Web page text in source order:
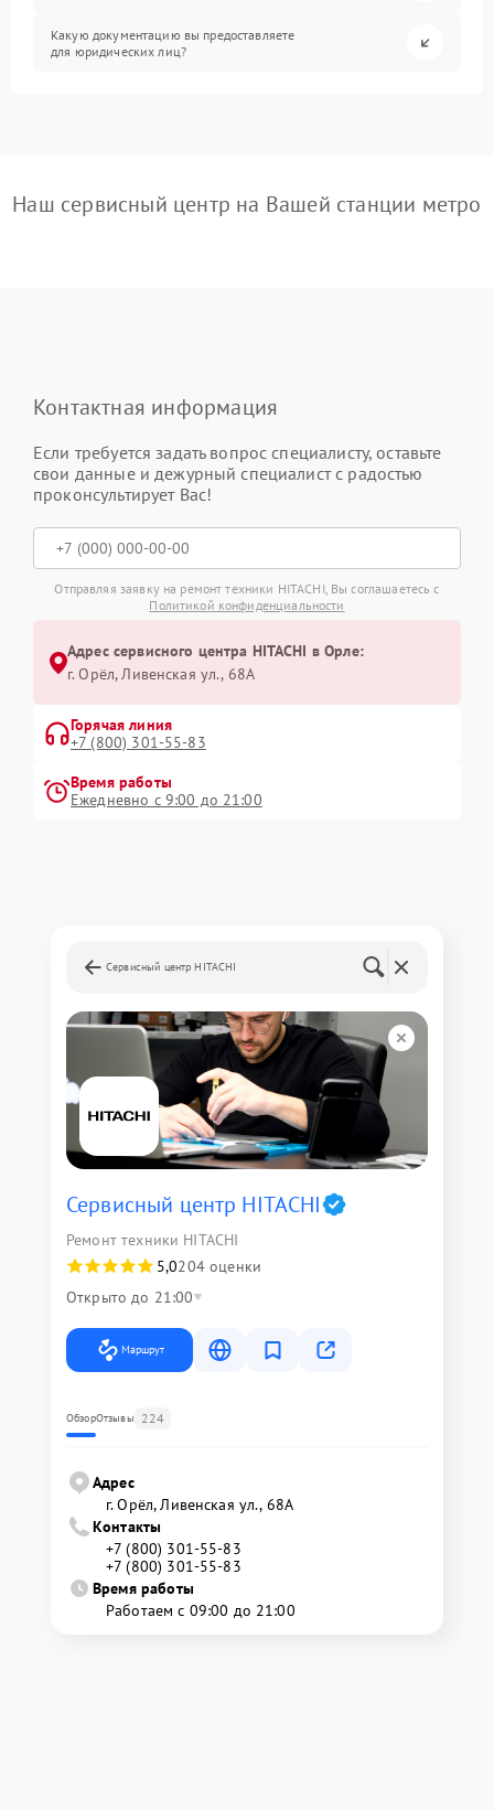
Какую документацию вы предоставляете
для юридических лиц?
Наш сервисный центр на Вашей станции метро
Контактная информация
Если требуется задать вопрос специалисту, оставьте
свои данные и дежурный специалист с радостью
проконсультирует Вас!
Отправляя заявку на ремонт техники HITACHI, Вы соглашаетесь с
Политикой конфиденциальности
Адрес сервисного центра HITACHI в Орле:
г. Орёл, Ливенская ул., 68А
Горячая линия
+7 (800) 301-55-83
Время работы
Ежедневно с 9:00 до 21:00
Сервисный центр HITACHI
Сервисный центр HITACHI
Ремонт техники HITACHI
5,0204 оценки
Открыто до 21:00
Маршрут
ОбзорОтзывы 224
Адрес
г. Орёл, Ливенская ул., 68А
Контакты
+7 (800) 301-55-83
+7 (800) 301-55-83
Время работы
Работаем с 09:00 до 21:00